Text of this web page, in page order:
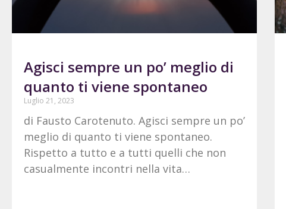
Agisci sempre un po’ meglio di
quanto ti viene spontaneo
Luglio 21, 2023
di Fausto Carotenuto. Agisci sempre un po’
meglio di quanto ti viene spontaneo.
Rispetto a tutto e a tutti quelli che non
casualmente incontri nella vita…